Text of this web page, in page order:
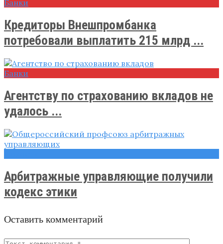
Банки
Кредиторы Внешпромбанка
потребовали выплатить 215 млрд ...
Банки
Агентству по страхованию вкладов не
удалось ...
Арбитражные управляющие получили
кодекс этики
Оставить комментарий